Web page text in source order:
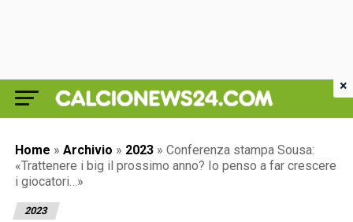
Home » Archivio » 2023 » Conferenza stampa Sousa:
«Trattenere i big il prossimo anno? Io penso a far crescere
i giocatori…»
2023
×